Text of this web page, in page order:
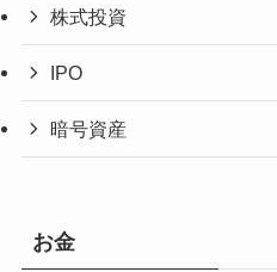
株式投資
IPO
暗号資産
お金